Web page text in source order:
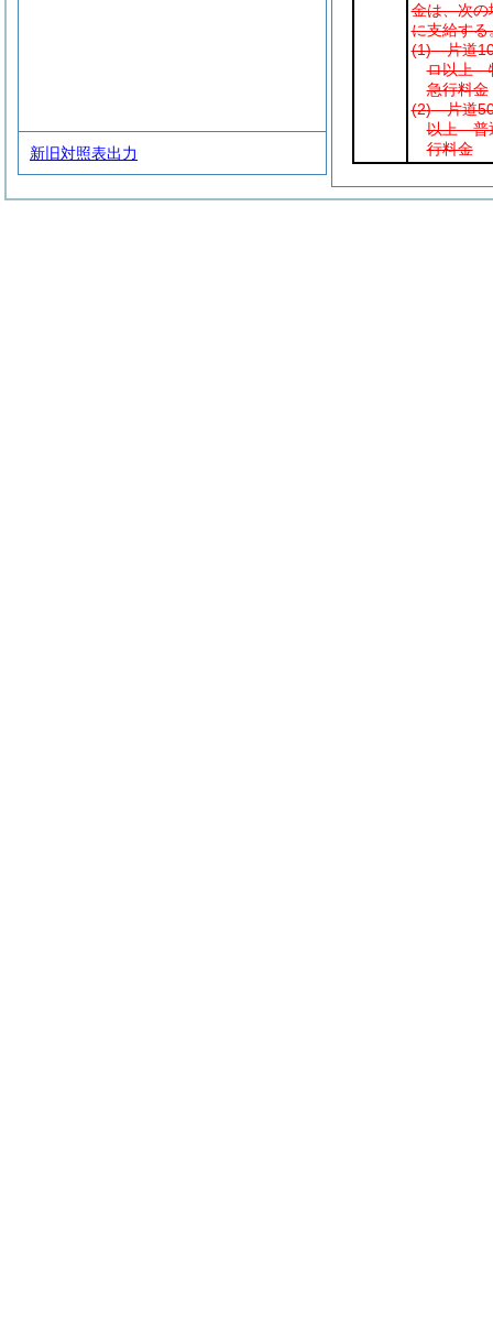
金は、次の
に支給する
(1)片道
ロ以上
急行料金
(2)片道50
以上 普
行料金
新旧対照表出力